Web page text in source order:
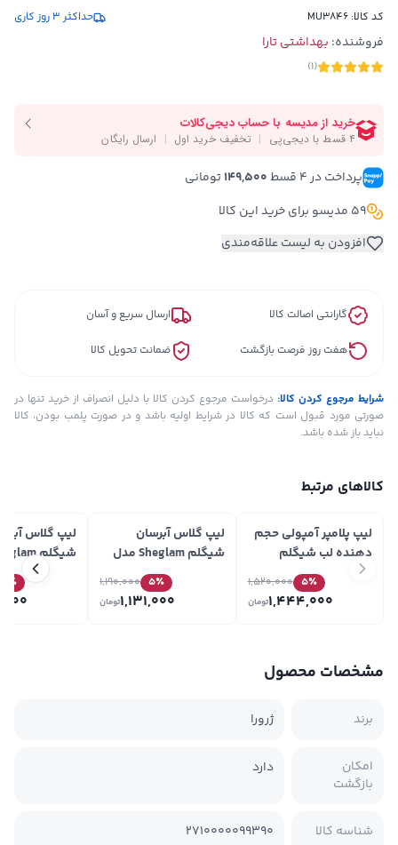
کد کالا: MU3846 حداکثر 3 روز کاری
فروشنده: بهداشتی تارا
(
1
)
پرداخت در ۴ قسط 149,500 تومانی
59 مدیسو برای خرید این کالا
افزودن به لیست علاقه‌مندی
گارانتی اصالت کالا ارسال سریع و آسان
هفت روز فرصت بازگشت ضمانت تحویل کالا
شرایط مرجوع کردن کالا: درخواست مرجوع کردن کالا با دلیل انصراف از خرید تنها در
صورتی مورد قبول است که کالا در شرایط اولیه باشد و در صورت پلمب بودن، کالا
نباید باز شده باشد.
کالاهای مرتبط
لیپ پلامپر آمپولی حجم
دهنده لب شیگلم
Sheglam مدل Booster
Shine Plumping Lip
5٪ 1,520,000
1,444,000تومان
لیپ گلاس آبرسان
شیگلم Sheglam مدل
Crystal Glaze رنگ
Cocoa Cookie
5٪ 1,190,000
1,131,000تومان
لیپ گلاس
Candy Lane
٪
مشخصات محصول
برند ژرورا
امکان
بازگشت
دارد
شناسه کالا 2710000099390